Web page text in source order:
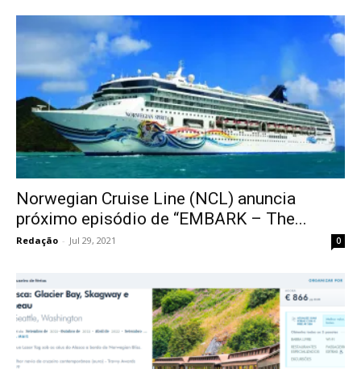
Norwegian Cruise Line (NCL) anuncia
próximo episódio de “EMBARK – The...
Redação - Jul 29, 2021 0